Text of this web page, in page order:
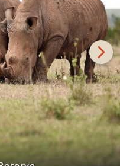
privatägt och mycket
av storslagna
helgad åt att rädda